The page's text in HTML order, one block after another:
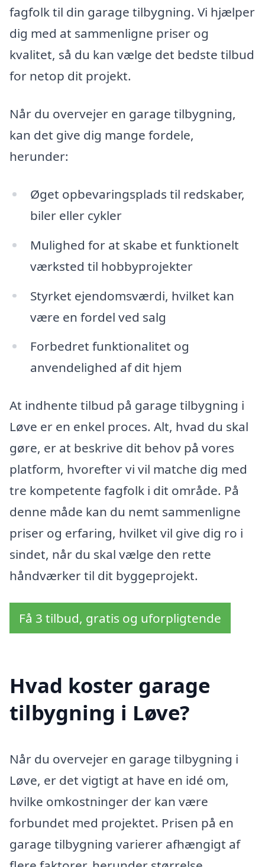
fagfolk til din garage tilbygning. Vi hjælper
dig med at sammenligne priser og
kvalitet, så du kan vælge det bedste tilbud
for netop dit projekt.
Når du overvejer en garage tilbygning,
kan det give dig mange fordele,
herunder:
Øget opbevaringsplads til redskaber,
biler eller cykler
Mulighed for at skabe et funktionelt
værksted til hobbyprojekter
Styrket ejendomsværdi, hvilket kan
være en fordel ved salg
Forbedret funktionalitet og
anvendelighed af dit hjem
At indhente tilbud på garage tilbygning i
Løve er en enkel proces. Alt, hvad du skal
gøre, er at beskrive dit behov på vores
platform, hvorefter vi vil matche dig med
tre kompetente fagfolk i dit område. På
denne måde kan du nemt sammenligne
priser og erfaring, hvilket vil give dig ro i
sindet, når du skal vælge den rette
håndværker til dit byggeprojekt.
Få 3 tilbud, gratis og uforpligtende
Hvad koster garage
tilbygning i Løve?
Når du overvejer en garage tilbygning i
Løve, er det vigtigt at have en idé om,
hvilke omkostninger der kan være
forbundet med projektet. Prisen på en
garage tilbygning varierer afhængigt af